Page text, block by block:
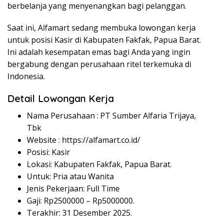
berbelanja yang menyenangkan bagi pelanggan.
Saat ini, Alfamart sedang membuka lowongan kerja
untuk posisi Kasir di Kabupaten Fakfak, Papua Barat.
Ini adalah kesempatan emas bagi Anda yang ingin
bergabung dengan perusahaan ritel terkemuka di
Indonesia.
Detail Lowongan Kerja
Nama Perusahaan : PT Sumber Alfaria Trijaya,
Tbk
Website : https://alfamart.co.id/
Posisi: Kasir
Lokasi: Kabupaten Fakfak, Papua Barat.
Untuk: Pria atau Wanita
Jenis Pekerjaan: Full Time
Gaji: Rp2500000 – Rp5000000.
Terakhir: 31 Desember 2025.